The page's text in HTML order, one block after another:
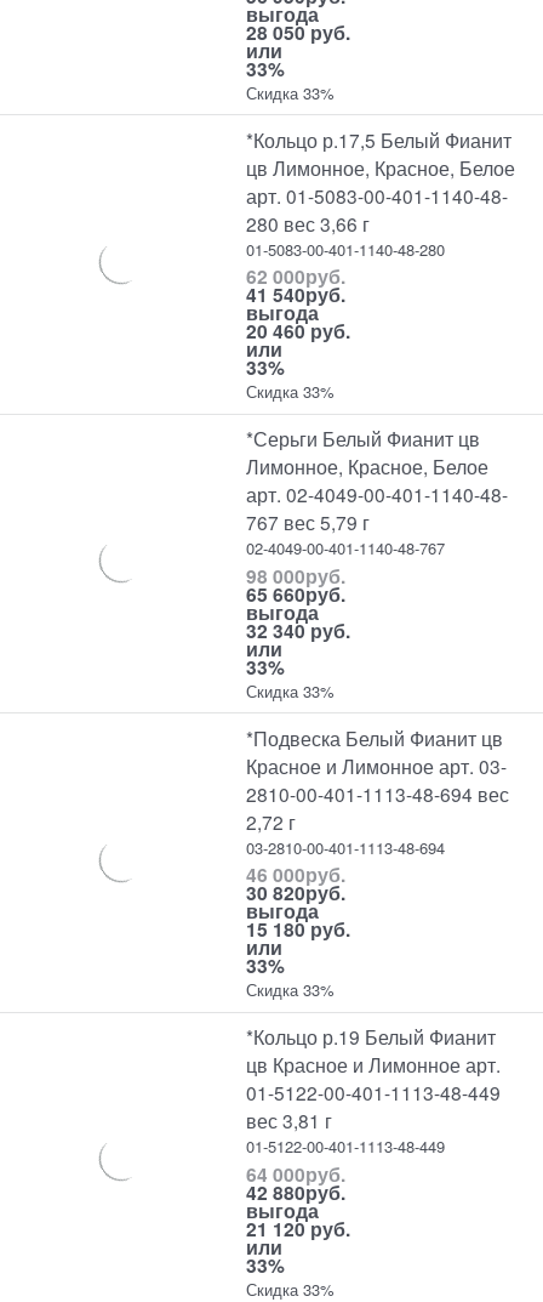
выгода
28 050 руб.
или
33%
Скидка 33%
*Кольцо р.17,5 Белый Фианит
цв Лимонное, Красное, Белое
арт. 01-5083-00-401-1140-48-
280 вес 3,66 г
01-5083-00-401-1140-48-280
62 000руб.
41 540руб.
выгода
20 460 руб.
или
33%
Скидка 33%
*Серьги Белый Фианит цв
Лимонное, Красное, Белое
арт. 02-4049-00-401-1140-48-
767 вес 5,79 г
02-4049-00-401-1140-48-767
98 000руб.
65 660руб.
выгода
32 340 руб.
или
33%
Скидка 33%
*Подвеска Белый Фианит цв
Красное и Лимонное арт. 03-
2810-00-401-1113-48-694 вес
2,72 г
03-2810-00-401-1113-48-694
46 000руб.
30 820руб.
выгода
15 180 руб.
или
33%
Скидка 33%
*Кольцо р.19 Белый Фианит
цв Красное и Лимонное арт.
01-5122-00-401-1113-48-449
вес 3,81 г
01-5122-00-401-1113-48-449
64 000руб.
42 880руб.
выгода
21 120 руб.
или
33%
Скидка 33%